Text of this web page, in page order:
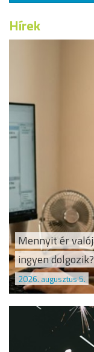
Hírek
Mennyit ér
ingyen dolgozik?
2026. augusztus 5.